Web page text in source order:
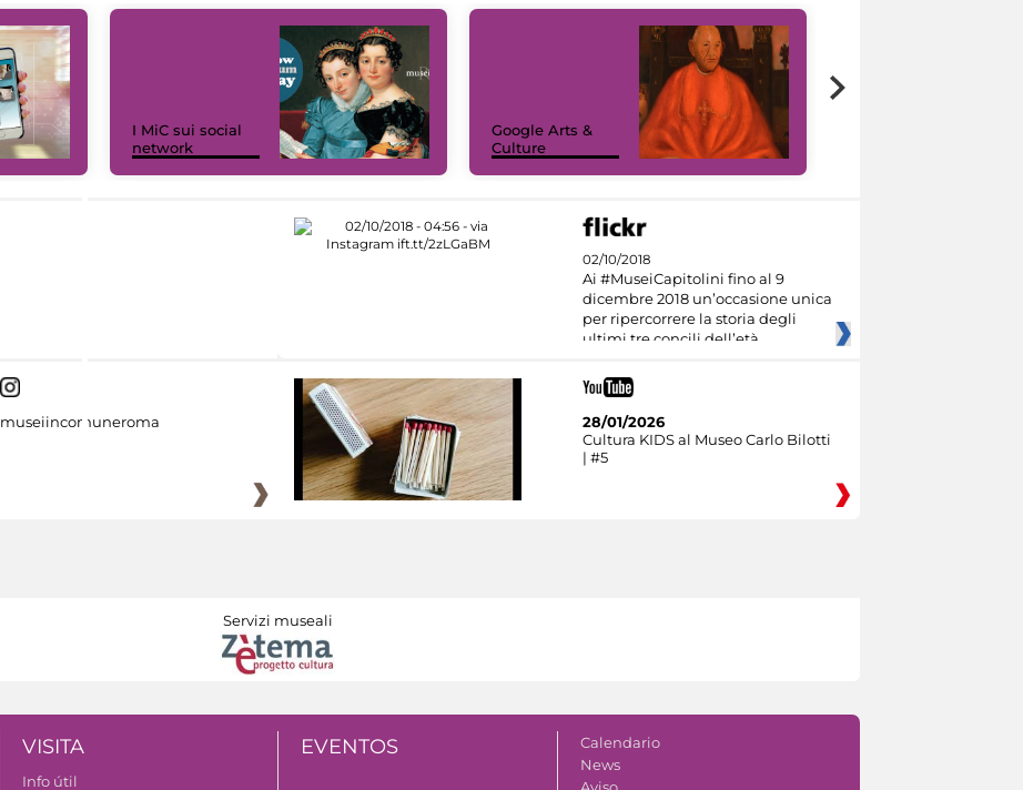
I MiC sui social
network
Google Arts &
Culture
02/10/2018
Ai #MuseiCapitolini fino al 9
dicembre 2018 un’occasione unica
per ripercorrere la storia degli
ultimi tre concili dell’età
museiincomuneroma
28/01/2026
Cultura KIDS al Museo Carlo Bilotti
| #5
Servizi museali
VISITA
Info útil
EVENTOS
Calendario
News
Aviso